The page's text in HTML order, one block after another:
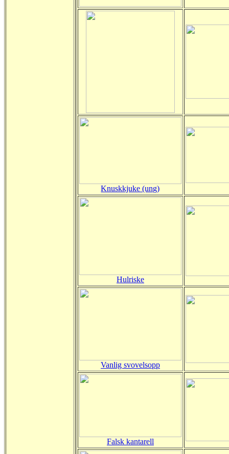
Knuskkjuke (ung)
Hulriske
Vanlig svovelsopp
Falsk kantarell